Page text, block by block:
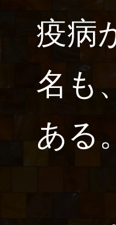
疫病
名も、
ある。